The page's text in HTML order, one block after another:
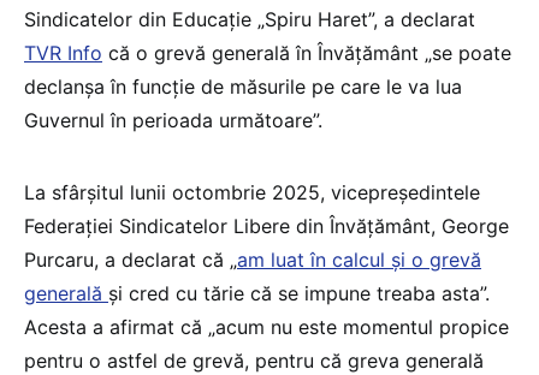
Sindicatelor din Educație „Spiru Haret”, a declarat
TVR Info că o grevă generală în Învățământ „se poate
declanşa în funcţie de măsurile pe care le va lua
Guvernul în perioada următoare”.
La sfârșitul lunii octombrie 2025, vicepreședintele
Federației Sindicatelor Libere din Învățământ, George
Purcaru, a declarat că „am luat în calcul și o grevă
generală și cred cu tărie că se impune treaba asta”.
Acesta a afirmat că „acum nu este momentul propice
pentru o astfel de grevă, pentru că greva generală